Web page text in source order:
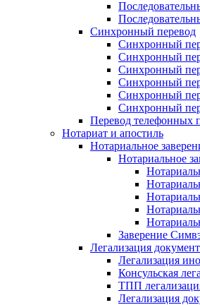
Синхронный перевод
Синхронный
Синхронный
Синхронный
Синхронный
Синхронный
Синхронный
Перевод телефонных
Нотариат и апостиль
Нотариальное
Нотариальное
Заверение
Легализация
Легализация
Консульская
ТПП
Легализация